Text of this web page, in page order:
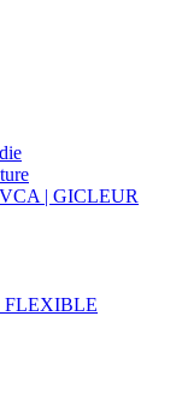
| GICLEUR
FLEXIBLE